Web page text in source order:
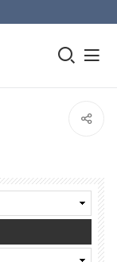
모
창
기
SNS
유
열